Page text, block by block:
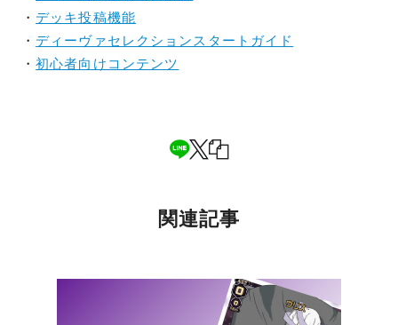
・ デッキ投稿機能
・ ディーヴァセレクションスタートガイド
・初心者向けコンテンツ
関連記事